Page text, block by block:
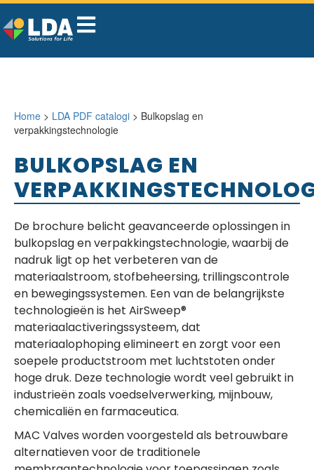
Home > LDA PDF catalogi > Bulkopslag en
verpakkingstechnologie
BULKOPSLAG EN
De brochure belicht geavanceerde oplossingen in
bulkopslag en verpakkingstechnologie, waarbij de
nadruk ligt op het verbeteren van de
materiaalstroom, stofbeheersing, trillingscontrole
en bewegingssystemen. Een van de belangrijkste
technologieën is het AirSweep®
materiaalactiveringssysteem, dat
materiaalophoping elimineert en zorgt voor een
soepele productstroom met luchtstoten onder
hoge druk. Deze technologie wordt veel gebruikt in
industrieën zoals voedselverwerking, mijnbouw,
chemicaliën en farmaceutica.
MAC Valves worden voorgesteld als betrouwbare
alternatieven voor de traditionele